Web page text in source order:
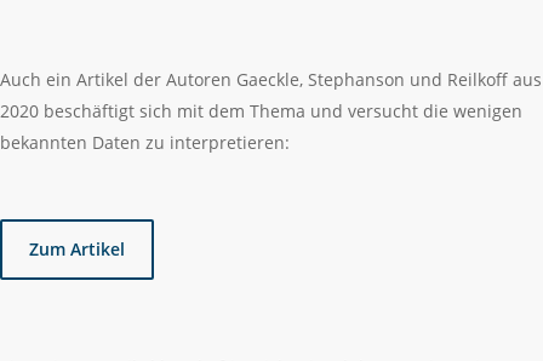
Auch ein Artikel der Autoren Gaeckle, Stephanson und Reilkoff aus
2020 beschäftigt sich mit dem Thema und versucht die wenigen
bekannten Daten zu interpretieren:
Zum Artikel